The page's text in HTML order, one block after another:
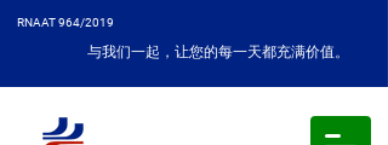
RNAAT 964/2019
与我们一起，让您的每一天都充满价值。